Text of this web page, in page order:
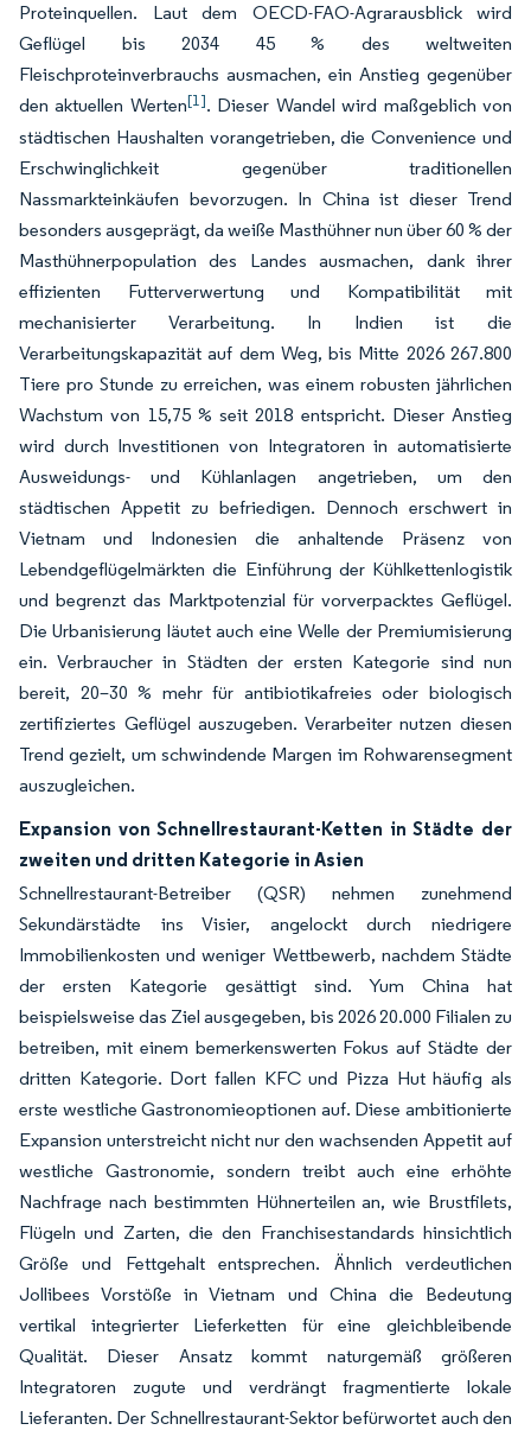
Proteinquellen. Laut dem OECD-FAO-Agrarausblick wird
Geflügel bis 2034 45 % des weltweiten
Fleischproteinverbrauchs ausmachen, ein Anstieg gegenüber
den aktuellen Werten[1]. Dieser Wandel wird maßgeblich von
städtischen Haushalten vorangetrieben, die Convenience und
Erschwinglichkeit gegenüber traditionellen
Nassmarkteinkäufen bevorzugen. In China ist dieser Trend
besonders ausgeprägt, da weiße Masthühner nun über 60 % der
Masthühnerpopulation des Landes ausmachen, dank ihrer
effizienten Futterverwertung und Kompatibilität mit
mechanisierter Verarbeitung. In Indien ist die
Verarbeitungskapazität auf dem Weg, bis Mitte 2026 267.800
Tiere pro Stunde zu erreichen, was einem robusten jährlichen
Wachstum von 15,75 % seit 2018 entspricht. Dieser Anstieg
wird durch Investitionen von Integratoren in automatisierte
Ausweidungs- und Kühlanlagen angetrieben, um den
städtischen Appetit zu befriedigen. Dennoch erschwert in
Vietnam und Indonesien die anhaltende Präsenz von
Lebendgeflügelmärkten die Einführung der Kühlkettenlogistik
und begrenzt das Marktpotenzial für vorverpacktes Geflügel.
Die Urbanisierung läutet auch eine Welle der Premiumisierung
ein. Verbraucher in Städten der ersten Kategorie sind nun
bereit, 20–30 % mehr für antibiotikafreies oder biologisch
zertifiziertes Geflügel auszugeben. Verarbeiter nutzen diesen
Trend gezielt, um schwindende Margen im Rohwarensegment
auszugleichen.
Expansion von Schnellrestaurant-Ketten in Städte der
zweiten und dritten Kategorie in Asien
Schnellrestaurant-Betreiber (QSR) nehmen zunehmend
Sekundärstädte ins Visier, angelockt durch niedrigere
Immobilienkosten und weniger Wettbewerb, nachdem Städte
der ersten Kategorie gesättigt sind. Yum China hat
beispielsweise das Ziel ausgegeben, bis 2026 20.000 Filialen zu
betreiben, mit einem bemerkenswerten Fokus auf Städte der
dritten Kategorie. Dort fallen KFC und Pizza Hut häufig als
erste westliche Gastronomieoptionen auf. Diese ambitionierte
Expansion unterstreicht nicht nur den wachsenden Appetit auf
westliche Gastronomie, sondern treibt auch eine erhöhte
Nachfrage nach bestimmten Hühnerteilen an, wie Brustfilets,
Flügeln und Zarten, die den Franchisestandards hinsichtlich
Größe und Fettgehalt entsprechen. Ähnlich verdeutlichen
Jollibees Vorstöße in Vietnam und China die Bedeutung
vertikal integrierter Lieferketten für eine gleichbleibende
Qualität. Dieser Ansatz kommt naturgemäß größeren
Integratoren zugute und verdrängt fragmentierte lokale
Lieferanten. Der Schnellrestaurant-Sektor befürwortet auch den